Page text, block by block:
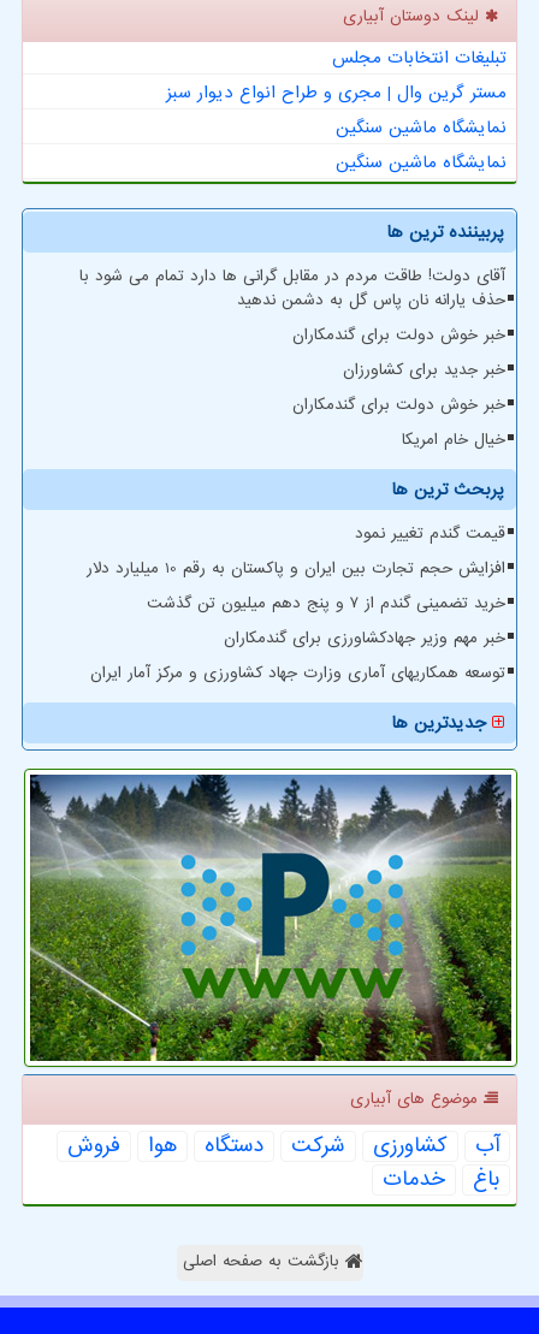
لینک دوستان آبیاری
تبلیغات انتخابات مجلس
مستر گرین وال | مجری و طراح انواع دیوار سبز
نمایشگاه ماشین سنگین
نمایشگاه ماشین سنگین
پربیننده ترین ها
آقای دولت! طاقت مردم در مقابل گرانی ها دارد تمام می شود با
حذف یارانه نان پاس گل به دشمن ندهید
خبر خوش دولت برای گندمکاران
خبر جدید برای کشاورزان
خبر خوش دولت برای گندمکاران
خیال خام امریکا
پربحث ترین ها
قیمت گندم تغییر نمود
افزایش حجم تجارت بین ایران و پاکستان به رقم 10 میلیارد دلار
خرید تضمینی گندم از ۷ و پنج دهم میلیون تن گذشت
خبر مهم وزیر جهادکشاورزی برای گندمکاران
توسعه همکاریهای آماری وزارت جهاد کشاورزی و مرکز آمار ایران
جدیدترین ها
موضوع های آبیاری
آب كشاورزی شركت دستگاه هوا
فروش
باغ
خدمات
بازگشت به صفحه اصلی